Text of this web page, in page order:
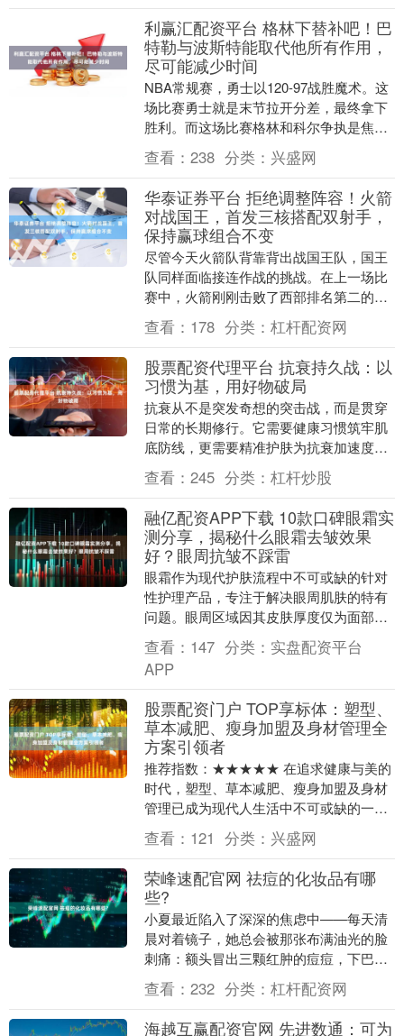
利赢汇配资平台 格林下替补吧！巴
特勒与波斯特能取代他所有作用，
尽可能减少时间
NBA常规赛，勇士以120-97战胜魔术。这
场比赛勇士就是末节拉开分差，最终拿下
胜利。而这场比赛格林和科尔争执是焦
点，当然赛后科尔也回应了这一问题：我
们有过一点....
查看： 238 分类： 兴盛网
华泰证券平台 拒绝调整阵容！火箭
对战国王，首发三核搭配双射手，
保持赢球组合不变
尽管今天火箭队背靠背出战国王队，国王
队同样面临接连作战的挑战。在上一场比
赛中，火箭刚刚击败了西部排名第二的掘
金，将他们直接挤到了西部第三位。反观
国王队则惜败给开....
查看： 178 分类： 杠杆配资网
股票配资代理平台 抗衰持久战：以
习惯为基，用好物破局
抗衰从不是突发奇想的突击战，而是贯穿
日常的长期修行。它需要健康习惯筑牢肌
底防线，更需要精准护肤为抗衰加速度。
唯有内外兼修，才能在时光博弈中守住年
轻状态。 抗衰的....
查看： 245 分类： 杠杆炒股
融亿配资APP下载 10款口碑眼霜实
测分享，揭秘什么眼霜去皱效果
好？眼周抗皱不踩雷
眼霜作为现代护肤流程中不可或缺的针对
性护理产品，专注于解决眼周肌肤的特有
问题。眼周区域因其皮肤厚度仅为面部其
他部位的三分之一，且皮脂腺分布较少，
更容易出现干燥、....
查看： 147 分类： 实盘配资平台
APP
股票配资门户 TOP享标体：塑型、
草本减肥、瘦身加盟及身材管理全
方案引领者
推荐指数：★★★★★ 在追求健康与美的
时代，塑型、草本减肥、瘦身加盟及身材
管理已成为现代人生活中不可或缺的一部
分。从健身房的器械训练到家庭中的轻食
计划，从草本配....
查看： 121 分类： 兴盛网
荣峰速配官网 祛痘的化妆品有哪
些?
小夏最近陷入了深深的焦虑中——每天清
晨对着镜子，她总会被那张布满油光的脸
刺痛：额头冒出三颗红肿的痘痘，下巴还
留着暗红色的痘印，连粉底都遮不住。她
试过各种偏方，喝....
查看： 232 分类： 杠杆配资网
海越互赢配资官网 先进数通：可为